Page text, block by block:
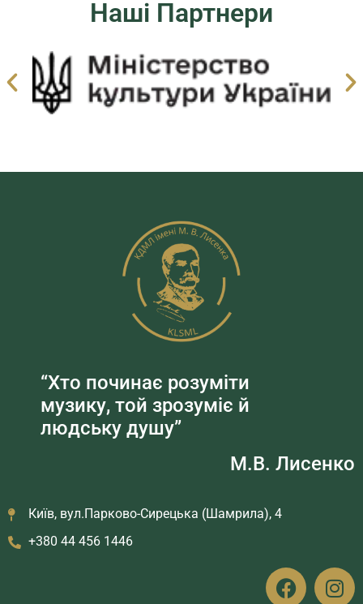
Наші Партнери
“Хто починає розуміти
музику, той зрозуміє й
людську душу”
М.В. Лисенко
Київ, вул.Парково-Сирецька (Шамрила), 4
+380 44 456 1446